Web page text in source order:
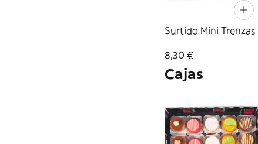
Surtido Mini Trenzas
8,30 €
Cajas